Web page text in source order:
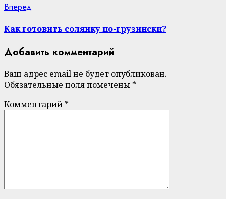
Вперед
Как готовить солянку по-грузински?
Добавить комментарий
Ваш адрес email не будет опубликован.
Обязательные поля помечены *
Комментарий *